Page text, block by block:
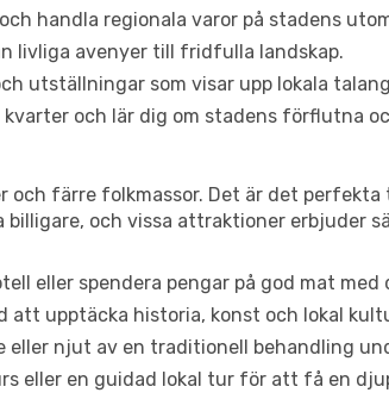
handla regionala varor på stadens
livliga avenyer till fridfulla landskap.
utställningar som visar upp lokala
kvarter och lär dig om stadens förflutna
färre folkmassor. Det är det
och vissa attraktioner erbjuder
eller spendera pengar på god mat
att upptäcka historia, konst och lokal
eller njut av en traditionell behandling
eller en guidad lokal tur för att få en